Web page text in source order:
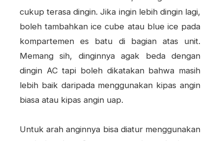
cukup terasa dingin. Jika ingin lebih dingin lagi,
boleh tambahkan ice cube atau blue ice pada
kompartemen es batu di bagian atas unit.
Memang sih, dinginnya agak beda dengan
dingin AC tapi boleh dikatakan bahwa masih
lebih baik daripada menggunakan kipas angin
biasa atau kipas angin uap.
Untuk arah anginnya bisa diatur menggunakan